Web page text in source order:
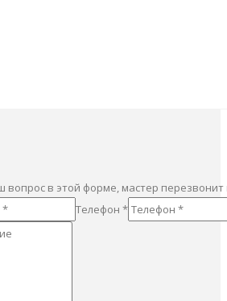
вопрос в этой форме, мастер
Телефон *